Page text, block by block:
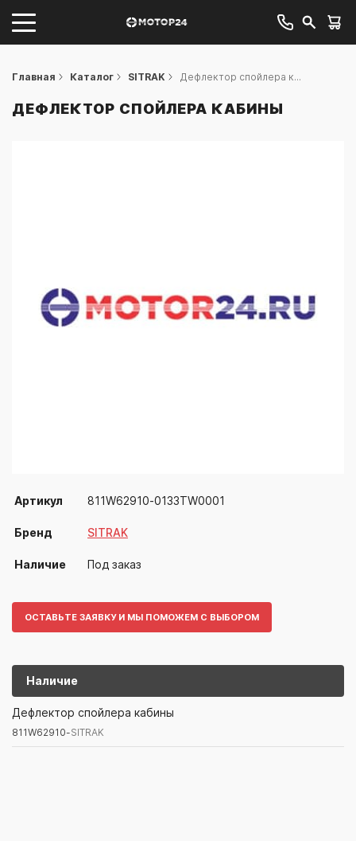
Главная Каталог SITRAK Дефлектор спойлера к...
ДЕФЛЕКТОР СПОЙЛЕРА КАБИНЫ
Артикул 811W62910-0133TW0001
Бренд SITRAK
Наличие Под заказ
ОСТАВЬТЕ ЗАЯВКУ И МЫ ПОМОЖЕМ С ВЫБОРОМ
Наличие
Артикул/Бренд
811W62910- SITRAK
Дефлектор спойлера кабины
811W62910-SITRAK